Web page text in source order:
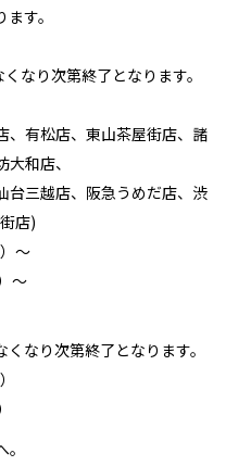
す。
なり次第終了となります。
、有松店、東山茶屋街店、諸
和店、
台三越店、阪急うめだ店、渋
店)
～
～
なり次第終了となります。